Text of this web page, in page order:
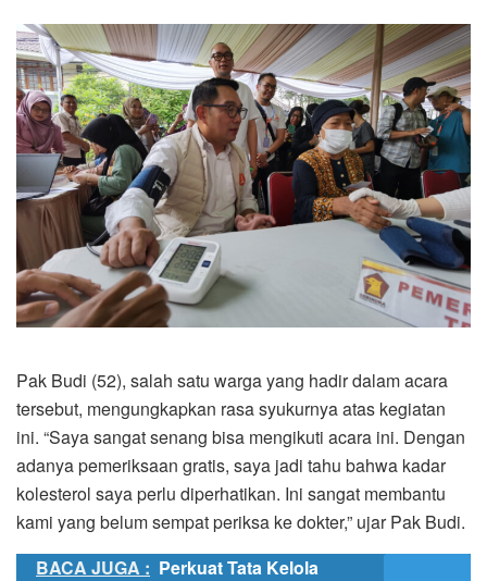
Pak Budi (52), salah satu warga yang hadir dalam acara
tersebut, mengungkapkan rasa syukurnya atas kegiatan
ini. “Saya sangat senang bisa mengikuti acara ini. Dengan
adanya pemeriksaan gratis, saya jadi tahu bahwa kadar
kolesterol saya perlu diperhatikan. Ini sangat membantu
kami yang belum sempat periksa ke dokter,” ujar Pak Budi.
BACA JUGA : Perkuat Tata Kelola